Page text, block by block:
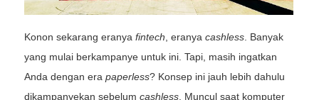
Konon sekarang eranya fintech , eranya cashless . Banyak
yang mulai berkampanye untuk ini. Tapi, masih ingatkan
Anda dengan era paperless? Konsep ini jauh lebih dahulu
dikampanyekan sebelum cashless . Muncul saat komputer